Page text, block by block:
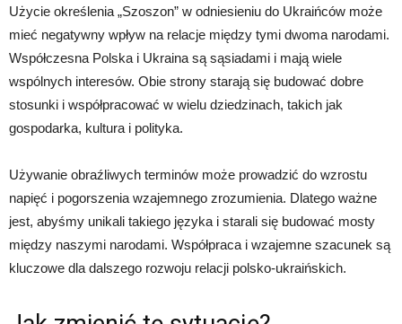
Użycie określenia „Szoszon” w odniesieniu do Ukraińców może
mieć negatywny wpływ na relacje między tymi dwoma narodami.
Współczesna Polska i Ukraina są sąsiadami i mają wiele
wspólnych interesów. Obie strony starają się budować dobre
stosunki i współpracować w wielu dziedzinach, takich jak
gospodarka, kultura i polityka.
Używanie obraźliwych terminów może prowadzić do wzrostu
napięć i pogorszenia wzajemnego zrozumienia. Dlatego ważne
jest, abyśmy unikali takiego języka i starali się budować mosty
między naszymi narodami. Współpraca i wzajemne szacunek są
kluczowe dla dalszego rozwoju relacji polsko-ukraińskich.